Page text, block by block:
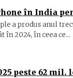
în India
a produs anul
2024, în ceea ce...
peste 62 mil.